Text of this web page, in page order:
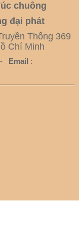
chuông
đại phát
Thống 369
Chí Minh
- Email :